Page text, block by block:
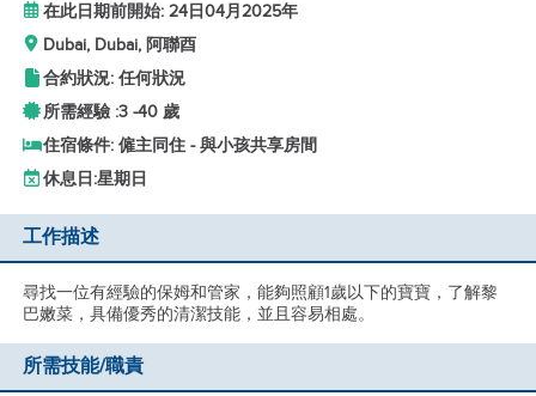
在此日期前開始: 24日04月2025年
Dubai, Dubai, 阿聯酉
合約狀況: 任何狀況
所需經驗 :3 -40 歲
住宿條件: 僱主同住 - 與小孩共享房間
休息日:星期日
工作描述
尋找一位有經驗的保姆和管家，能夠照顧1歲以下的寶寶，了解黎
巴嫩菜，具備優秀的清潔技能，並且容易相處。
所需技能/職責